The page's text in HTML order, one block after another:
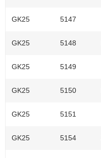
GK25 5147
GK25 5148
GK25 5149
GK25 5150
GK25 5151
GK25 5154